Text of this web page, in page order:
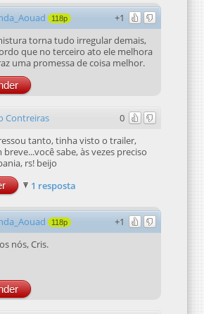
+1
118p
torna tudo irregular demais,
que no terceiro ato ele melhora
uma promessa de coisa melhor.
0
Contreiras
tanto, tinha visto o trailer,
breve...você sabe, às vezes preciso
rs! beijo
1 resposta
+1
118p
nós, Cris.